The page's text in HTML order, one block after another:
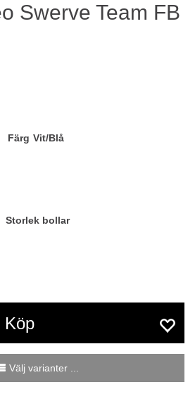
Swerve Team FB
Färg Vit/Blå
Storlek bollar
Köp
Välj varianter ...